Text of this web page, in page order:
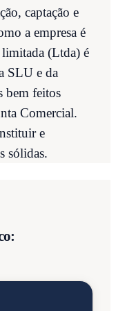
captação e
a empresa é
(Ltda) é
SLU e da
bem feitos
Comercial.
e
sólidas.